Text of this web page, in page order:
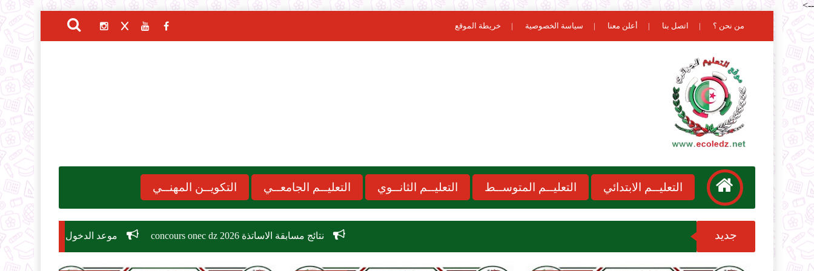
-->
من نحن ؟ اتصل بنا أعلن معنا سياسة الخصوصية خريطة الموقع
التعليــم الابتدائي التعليــم المتوســط التعليــم الثانــوي التعليــم الجامعــي التكويــن المهنــي
جديد نتائج مسابقة الاساتذة 2026 concours onec dz موعد الدخول المدرسي 2026-2027 مسابقة